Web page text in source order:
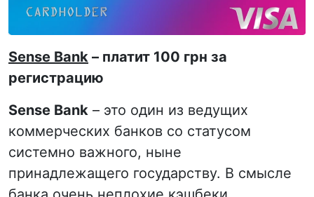
Sense Bank – платит 100 грн за
регистрацию
Sense Bank – это один из ведущих
коммерческих банков со статусом
системно важного, ныне
принадлежащего государству. В смысле